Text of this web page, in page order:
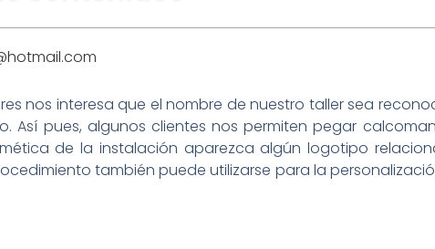
nos interesa que el nombre de nuestro taller sea
Así pues, algunos clientes nos permiten pegar
de la instalación aparezca algún logotipo
también puede utilizarse para la